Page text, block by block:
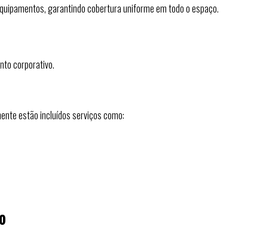
garantindo cobertura uniforme em todo o espaço.
corporativo.
estão incluídos serviços como: